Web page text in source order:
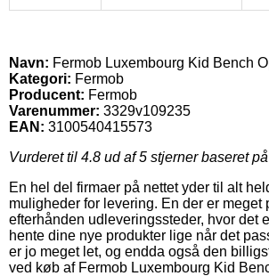
Navn: Fermob Luxembourg Kid Bench
Kategori: Fermob
Producent: Fermob
Varenummer: 3329v109235
EAN: 3100540415573
Vurderet til 4.8 ud af 5 stjerner baseret på
En hel del firmaer på nettet yder til alt
muligheder for levering. En der er
efterhånden udleveringssteder, hvor det
hente dine nye produkter lige når det
er jo meget let, og endda også den
ved køb af Fermob Luxembourg Kid